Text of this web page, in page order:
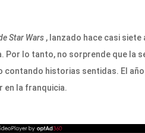
Star Wars , lanzado hace casi
Por lo tanto, no sorprende que la
contando historias sentidas. El
en la franquicia.